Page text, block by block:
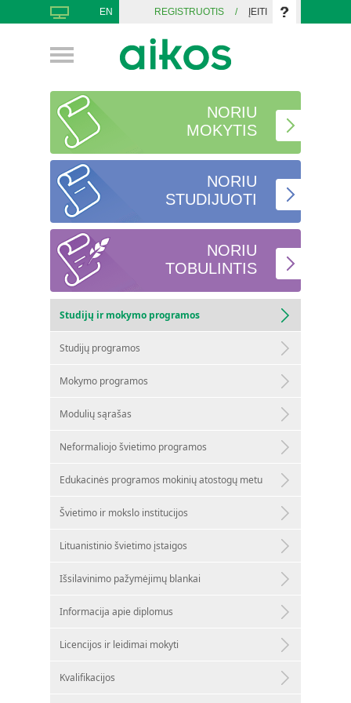
EN REGISTRUOTIS / ĮEITI
NORIU
MOKYTIS
NORIU
STUDIJUOTI
NORIU
TOBULINTIS
Studijų ir mokymo programos
Studijų programos
Mokymo programos
Modulių sąrašas
Neformaliojo švietimo programos
Edukacinės programos mokinių atostogų metu
Švietimo ir mokslo institucijos
Lituanistinio švietimo įstaigos
Išsilavinimo pažymėjimų blankai
Informacija apie diplomus
Licencijos ir leidimai mokyti
Kvalifikacijos